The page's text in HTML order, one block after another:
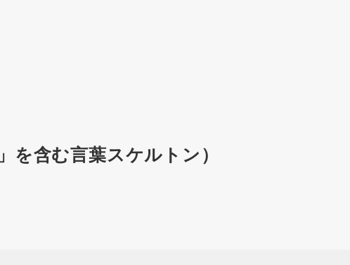
を含む言葉スケルトン）